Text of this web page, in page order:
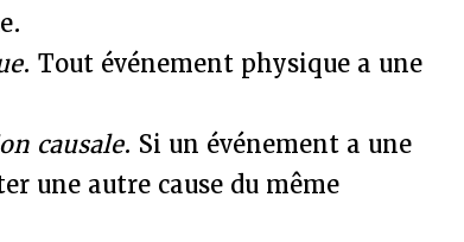
. Tout événement physique a une
causale. Si un événement a une
une autre cause du même